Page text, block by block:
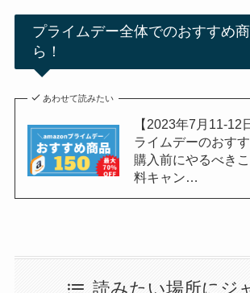
プライムデー全体でのおすすめ
ら！
あわせて読みたい
【2023年7月11-12
ライムデーのおす
購入前にやるべき
料キャン…